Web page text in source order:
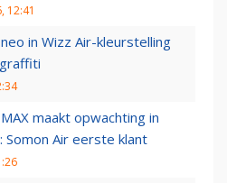
12:41
in Wizz Air-kleurstelling
maakt opwachting in
Somon Air eerste klant